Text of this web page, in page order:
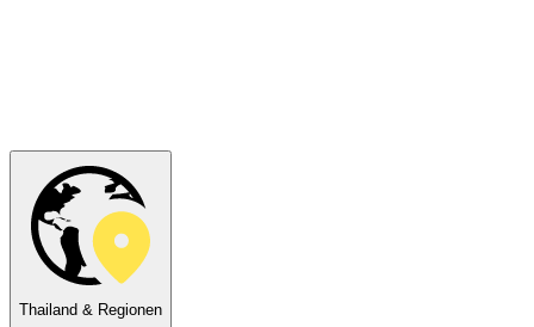
Thailand & Regionen